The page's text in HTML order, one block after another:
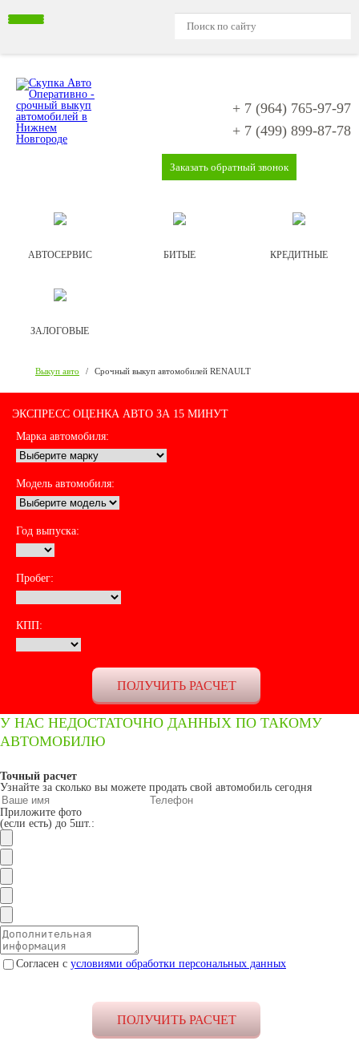
+ 7 (964) 765-97-97
+ 7 (499) 899-87-78
Заказать обратный звонок
АВТОСЕРВИС БИТЫЕ КРЕДИТНЫЕ
ЗАЛОГОВЫЕ
Выкуп авто / Срочный выкуп автомобилей RENAULT
ЭКСПРЕСС ОЦЕНКА АВТО ЗА 15 МИНУТ
Марка автомобиля:
Модель автомобиля:
Год выпуска:
Пробег:
КПП:
У НАС НЕДОСТАТОЧНО ДАННЫХ ПО ТАКОМУ
АВТОМОБИЛЮ
Точный расчет
Узнайте за сколько вы можете продать свой автомобиль сегодня
Приложите фото
(если есть) до 5шт.:
Согласен с условиями обработки персональных данных